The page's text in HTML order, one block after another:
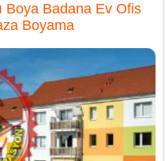
Boya Badana Ev Ofis
Boyama